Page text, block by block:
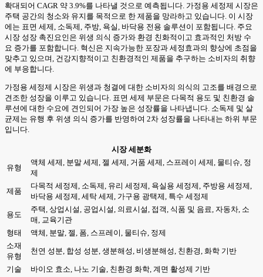
확대되어 CAGR 약 3.9%를 나타낼 것으로 예측됩니다. 가정용 세정제 시장은
주택 공간의 청소와 유지를 목적으로 한 제품을 망라하고 있습니다. 이 시장
에는 표면 세제, 소독제, 주방, 욕실, 바닥용 전용 솔루션이 포함됩니다. 주요
시장 성장 촉진요인은 위생 의식 증가와 환경 친화적이고 효과적인 처방 수
요 증가를 포함합니다. 혁신은 지속가능한 포장과 세정효과의 향상에 초점을
맞추고 있으며, 건강지향적이고 친환경적인 제품을 추구하는 소비자의 취향
에 부응합니다.
가정용 세정제 시장은 위생과 청결에 대한 소비자의 의식의 고조를 배경으로
견조한 성장을 이루고 있습니다. 표면 세제 부문은 다목적 용도 및 친환경 솔
루션에 대한 수요에 견인되어 가장 높은 성장률을 나타냅니다. 소독제 및 살
균제는 유행 후 위생 의식 증가를 반영하여 2차 성장률을 나타내는 하위 부문
입니다.
시장 세분화
유형
액체 세제, 분말 세제, 젤 세제, 거품 세제, 스프레이 세제, 물티슈, 정
제
제품
다목적 세정제, 소독제, 유리 세정제, 욕실용 세정제, 주방용 세정제,
바닥용 세정제, 세탁 세제, 가구용 광택제, 특수 세정제
용도
주택, 상업시설, 공업시설, 의료시설, 접객, 식품 및 음료, 자동차, 소
매, 교육기관
형태
액체, 분말, 젤, 폼, 스프레이, 물티슈, 정제
소재
유형
천연 성분, 합성 성분, 생분해성, 비생분해성, 친환경, 화학 기반
기술
바이오 효소, 나노 기술, 친환경 화학, 계면 활성제 기반